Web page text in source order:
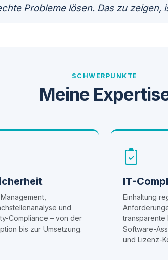
Probleme lösen. Das zu zeigen,
SCHWERPUNKTE
Meine
und
Compliance – von der
bis zur Umsetzung.
IT-
Einhaltung
transparente
Software-
und Lizenz-